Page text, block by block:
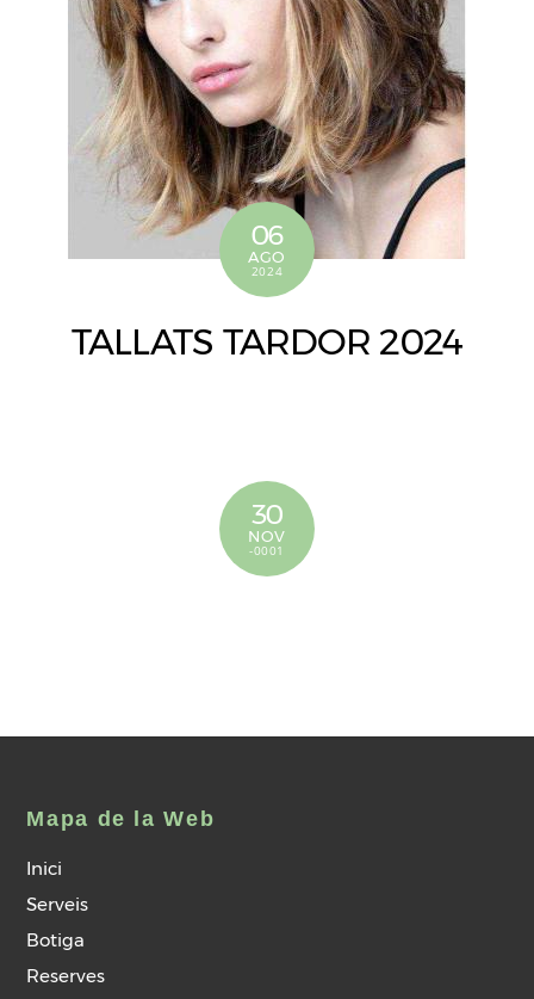
06
AGO
2024
TALLATS TARDOR 2024
30
NOV
-0001
Mapa de la Web
Inici
Serveis
Botiga
Reserves